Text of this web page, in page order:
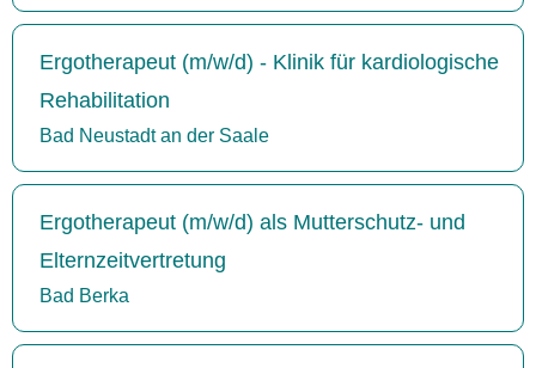
Ergotherapeut (m/w/d) - Klinik für kardiologische
Rehabilitation
Bad Neustadt an der Saale
Ergotherapeut (m/w/d) als Mutterschutz- und
Elternzeitvertretung
Bad Berka